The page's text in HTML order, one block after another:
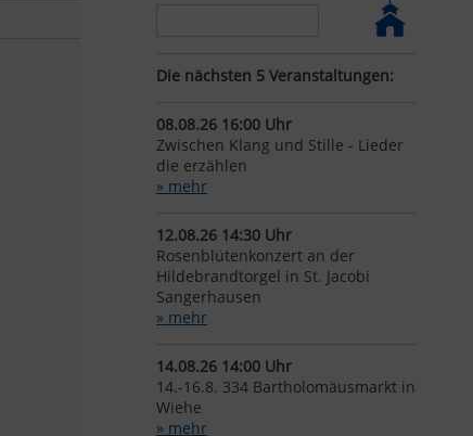
Die nächsten 5 Veranstaltungen:
08.08.26 16:00 Uhr
Zwischen Klang und Stille - Lieder
die erzählen
» mehr
12.08.26 14:30 Uhr
Rosenblütenkonzert an der
Hildebrandtorgel in St. Jacobi
Sangerhausen
» mehr
14.08.26 14:00 Uhr
14.-16.8. 334 Bartholomäusmarkt in
Wiehe
» mehr